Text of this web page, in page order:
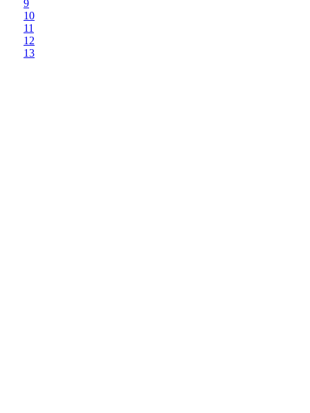
9
10
11
12
13